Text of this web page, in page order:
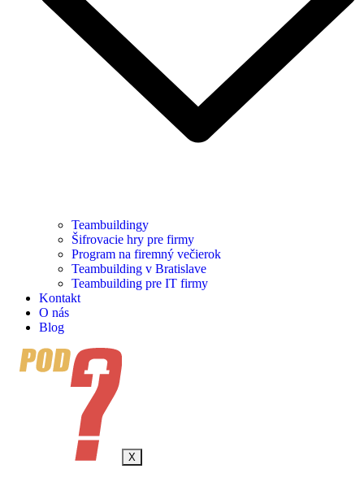
Teambuildingy
Šifrovacie hry pre firmy
Program na firemný večierok
Teambuilding v Bratislave
Teambuilding pre IT firmy
Kontakt
O nás
Blog
X